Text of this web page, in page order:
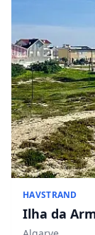
HAVSTRAND
Ilha da